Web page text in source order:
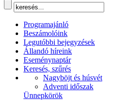
Programajánló
Beszámolóink
Legutóbbi bejegyzések
Állandó híreink
Eseménynaptár
Keresés, szűrés
Nagyböjt és húsvét
Adventi időszak
Ünnepkörök